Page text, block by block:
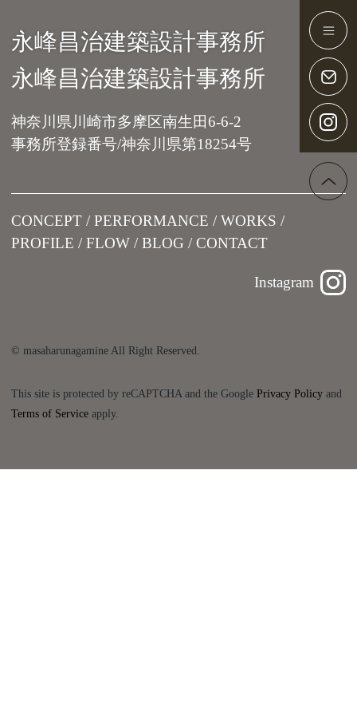
Main Navigation
永峰昌治建築設計事務所
永峰昌治建築設計事務所
神奈川県川崎市多摩区南生田6-6-2
事務所登録番号/神奈川県第18254号
CONCEPT PERFORMANCE
WORKS
PROFILE
FLOW BLOG CONTACT
Instagram
© masaharunagamine All Right Reserved.
This site is protected by reCAPTCHA and the GooglePrivacy Policy and
Terms of Service apply.